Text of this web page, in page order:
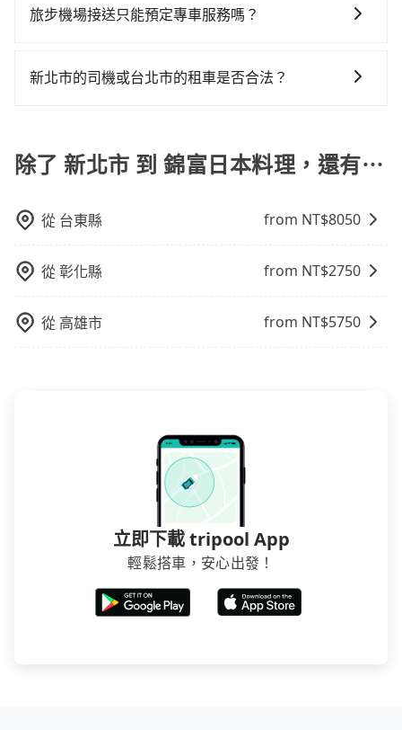
凹的車門仍未被修理，每一次租車都好像在開樂透一
車位，對於急著用車或者要載其他乘客的人來說就有不
就顯得非常不便。
個城市到另一個城市的長途包車。
乘客盡量塞、盡量放。在預定前，建議先丈量好尺寸，
單，且絕無隱藏費用，若您是安卓系統手機還能下載app
旅步機場接送只能預定專車服務嗎？
共乘服務。共乘服務讓乘客可以與其他人分攤費用，享
新北市的司機或台北市的租車是否合法？
警察臨檢並趕下車，出意外後保險公司更是不會提供任
何理賠，如果又遇到心術不正的司機，其犯罪行為可能
風險。而tripool雇用的司機、使用的車輛以及配合的車
駕駛執照以及良民證外，車輛一定投保最高300萬乘客
險。最好辨別叫的車是否合法，就看車牌的開頭，只要
不是R或T開頭的車，就一定是違法。
除了 新北市 到 錦富日本料理，還有⋯
從 台東縣 from NT$8050
從彰化縣 from NT$2750
從 高雄市 from NT$5750
立即下載 tripool App
輕鬆搭車，安心出發！